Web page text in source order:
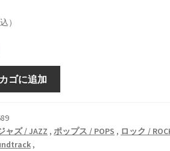
）
ゴに追加
ャズ / JAZZ ,ポップス / POPS , ロック /
,